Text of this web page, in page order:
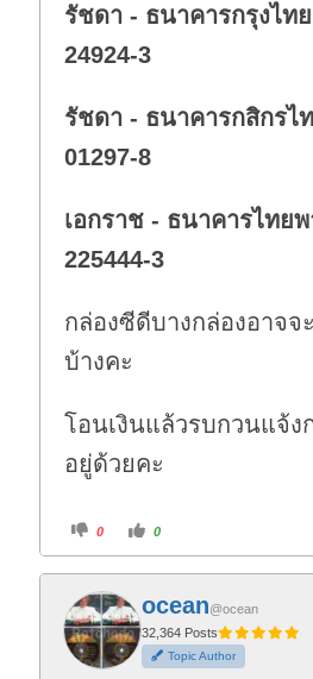
รัชดา - ธนาคารกรุงไท
24924-3
รัชดา - ธนาคารกสิกรไ
01297-8
เอกราช - ธนาคารไทย
225444-3
กล่องซีดีบางกล่องอาจจ
บ้างคะ
โอนเงินแล้วรบกวนแจ้
อยู่ด้วยคะ
C
i
k
f
o
r
t
h
u
m
0
C
i
k
o
r
t
h
u
m
0
ocean@ocean
32,364 Posts
Topic Author